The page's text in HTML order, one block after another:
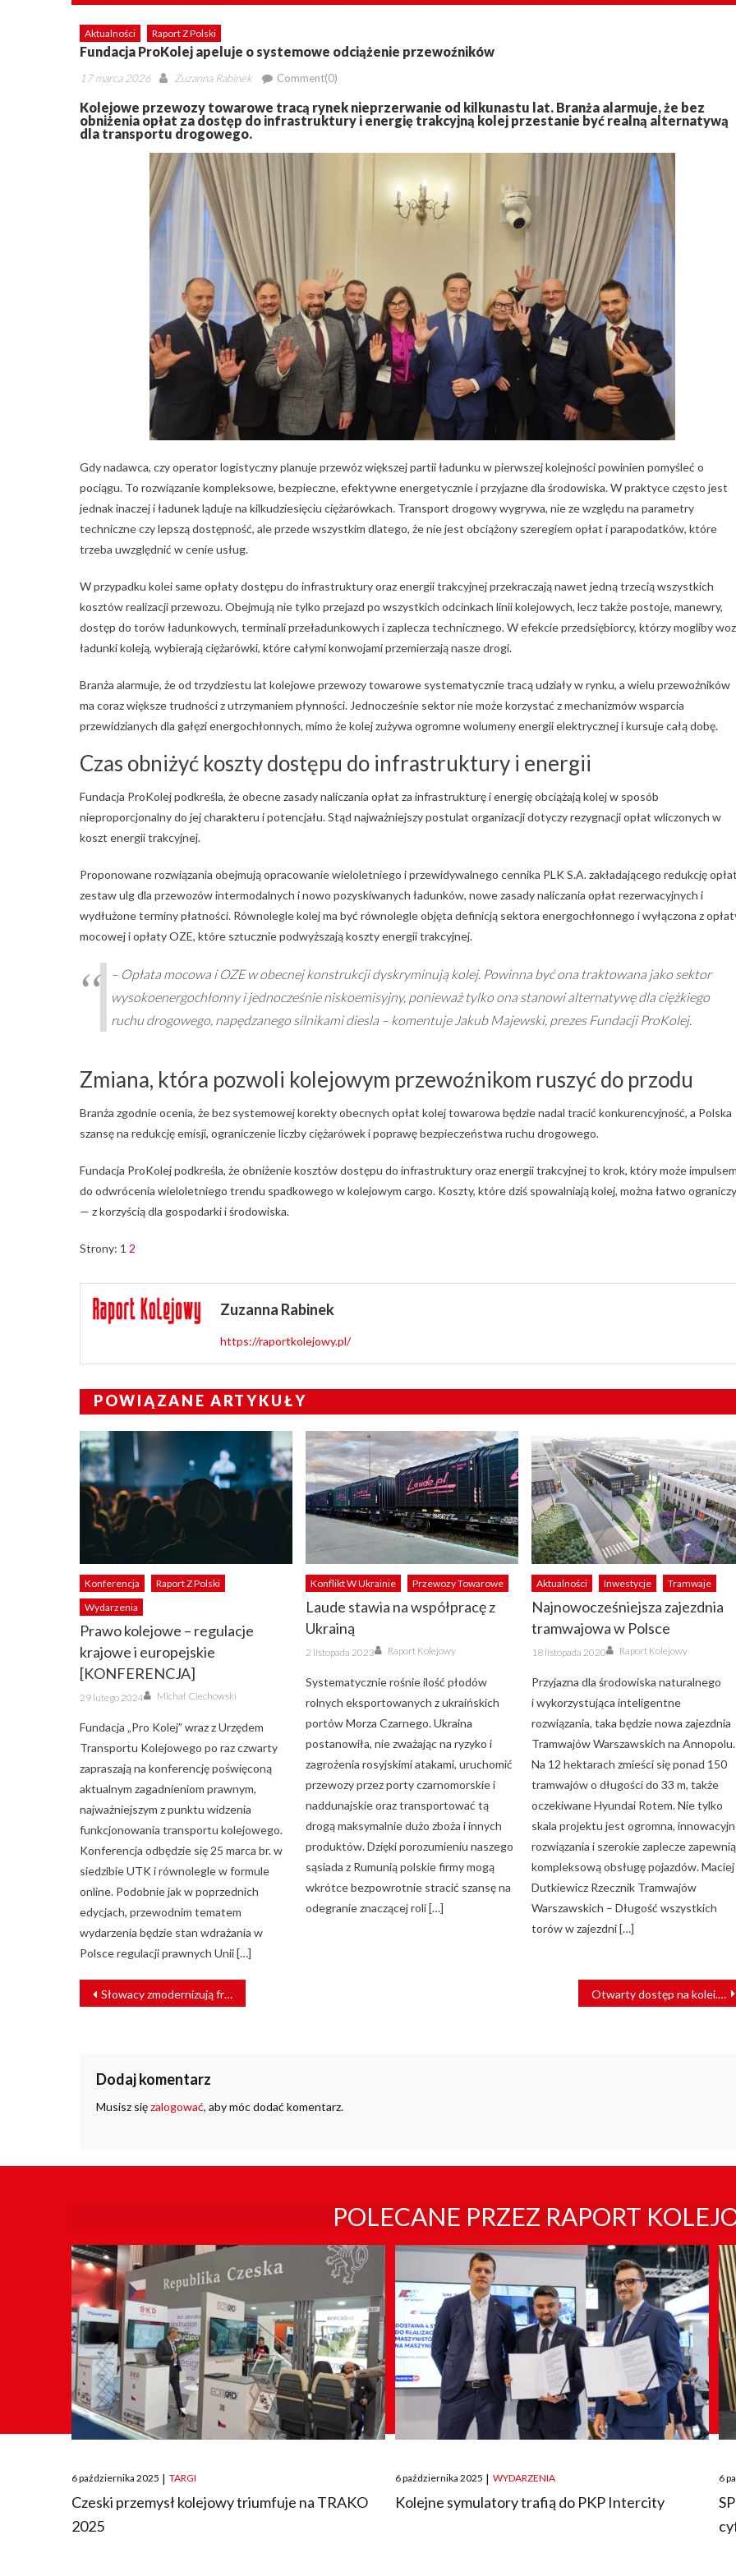
Aktualności Raport Z Polski
Fundacja ProKolej apeluje o systemowe odciążenie przewoźników
Posted
17 marca 2026 Author
Zuzanna Rabinek Comment(0)
Kolejowe przewozy towarowe tracą rynek nieprzerwanie od kilkunastu lat. Branża alarmuje, że bez
obniżenia opłat za dostęp do infrastruktury i energię trakcyjną kolej przestanie być realną alternatywą
dla transportu drogowego.
Gdy nadawca, czy operator logistyczny planuje przewóz większej partii ładunku w pierwszej kolejności powinien pomyśleć o
pociągu. To rozwiązanie kompleksowe, bezpieczne, efektywne energetycznie i przyjazne dla środowiska. W praktyce często jest
jednak inaczej i ładunek ląduje na kilkudziesięciu ciężarówkach. Transport drogowy wygrywa, nie ze względu na parametry
techniczne czy lepszą dostępność, ale przede wszystkim dlatego, że nie jest obciążony szeregiem opłat i parapodatków, które
trzeba uwzględnić w cenie usług.
W przypadku kolei same opłaty dostępu do infrastruktury oraz energii trakcyjnej przekraczają nawet jedną trzecią wszystkich
kosztów realizacji przewozu. Obejmują nie tylko przejazd po wszystkich odcinkach linii kolejowych, lecz także postoje, manewry,
dostęp do torów ładunkowych, terminali przeładunkowych i zaplecza technicznego. W efekcie przedsiębiorcy, którzy mogliby
ładunki koleją, wybierają ciężarówki, które całymi konwojami przemierzają nasze drogi.
Branża alarmuje, że od trzydziestu lat kolejowe przewozy towarowe systematycznie tracą udziały w rynku, a wielu przewoźników
ma coraz większe trudności z utrzymaniem płynności. Jednocześnie sektor nie może korzystać z mechanizmów wsparcia
przewidzianych dla gałęzi energochłonnych, mimo że kolej zużywa ogromne wolumeny energii elektrycznej i kursuje całą dobę.
Czas obniżyć koszty dostępu do infrastruktury i energii
Fundacja ProKolej podkreśla, że obecne zasady naliczania opłat za infrastrukturę i energię obciążają kolej w sposób
nieproporcjonalny do jej charakteru i potencjału. Stąd najważniejszy postulat organizacji dotyczy rezygnacji opłat wliczonych w
koszt energii trakcyjnej.
Proponowane rozwiązania obejmują opracowanie wieloletniego i przewidywalnego cennika PLK S.A. zakładającego redukcję
zestaw ulg dla przewozów intermodalnych i nowo pozyskiwanych ładunków, nowe zasady naliczania opłat rezerwacyjnych i
wydłużone terminy płatności. Równolegle kolej ma być równolegle objęta definicją sektora energochłonnego i wyłączona z
mocowej i opłaty OZE, które sztucznie podwyższają koszty energii trakcyjnej.
– Opłata mocowa i OZE w obecnej konstrukcji dyskryminują kolej. Powinna być ona traktowana jako sektor
wysokoenergochłonny i jednocześnie niskoemisyjny, ponieważ tylko ona stanowi alternatywę dla ciężkiego
ruchu drogowego, napędzanego silnikami diesla – komentuje Jakub Majewski, prezes Fundacji ProKolej.
Zmiana, która pozwoli kolejowym przewoźnikom ruszyć do przodu
Branża zgodnie ocenia, że bez systemowej korekty obecnych opłat kolej towarowa będzie nadal tracić konkurencyjność, a Polska
szansę na redukcję emisji, ograniczenie liczby ciężarówek i poprawę bezpieczeństwa ruchu drogowego.
Fundacja ProKolej podkreśla, że obniżenie kosztów dostępu do infrastruktury oraz energii trakcyjnej to krok, który może
do odwrócenia wieloletniego trendu spadkowego w kolejowym cargo. Koszty, które dziś spowalniają kolej, można łatwo
— z korzyścią dla gospodarki i środowiska.
Strony: 1 2
Zuzanna Rabinek
https://raportkolejowy.pl/
POWIĄZANE ARTYKUŁY
Konferencja
Raport Z Polski
Wydarzenia
Prawo kolejowe – regulacje
krajowe i europejskie
[KONFERENCJA]
Posted
on
29 lutego 2024 Author
Michał Ciechowski
Fundacja „Pro Kolej” wraz z Urzędem
Transportu Kolejowego po raz czwarty
zapraszają na konferencję poświęconą
aktualnym zagadnieniom prawnym,
najważniejszym z punktu widzenia
funkcjonowania transportu kolejowego.
Konferencja odbędzie się 25 marca br. w
siedzibie UTK i równolegle w formule
online. Podobnie jak w poprzednich
edycjach, przewodnim tematem
wydarzenia będzie stan wdrażania w
Polsce regulacji prawnych Unii […]
Konflikt W Ukrainie Przewozy Towarowe
Laude stawia na współpracę z
Ukrainą
Posted
on
2 listopada 2023 Author
Raport Kolejowy
Systematycznie rośnie ilość płodów
rolnych eksportowanych z ukraińskich
portów Morza Czarnego. Ukraina
postanowiła, nie zważając na ryzyko i
zagrożenia rosyjskimi atakami, uruchomić
przewozy przez porty czarnomorskie i
naddunajskie oraz transportować tą
drogą maksymalnie dużo zboża i innych
produktów. Dzięki porozumieniu naszego
sąsiada z Rumunią polskie firmy mogą
wkrótce bezpowrotnie stracić szansę na
odegranie znaczącej roli […]
Aktualności Inwestycje Tramwaje
Najnowocześniejsza zajezdnia
tramwajowa w Polsce
Posted
on
18 listopada 2020 Author
Raport Kolejowy
Przyjazna dla środowiska naturalnego
i wykorzystująca inteligentne
rozwiązania, taka będzie nowa zajezdnia
Tramwajów Warszawskich na Annopolu.
Na 12 hektarach zmieści się ponad 150
tramwajów o długości do 33 m, także
oczekiwane Hyundai Rotem. Nie tylko
skala projektu jest ogromna,
rozwiązania i szerokie zaplecze zapewnią
kompleksową obsługę pojazdów. Maciej
Dutkiewicz Rzecznik Tramwajów
Warszawskich – Długość wszystkich
torów w zajezdni […]
NAWIGACJA
WPISU
Słowacy zmodernizują fragment magistrali Bratysława – Koszyce Otwarty dostęp na kolei. W 2025 r. UTK wydał 26 decyzji
Dodaj komentarz
Musisz sięzalogować, aby móc dodać komentarz.
POLECANE PRZEZ RAPORT
Posted
on
6 października 2025 | TARGI
Czeski przemysł kolejowy triumfuje na TRAKO
2025
Posted
on
6 października 2025 | WYDARZENIA
Kolejne symulatory trafią do PKP Intercity
on
6